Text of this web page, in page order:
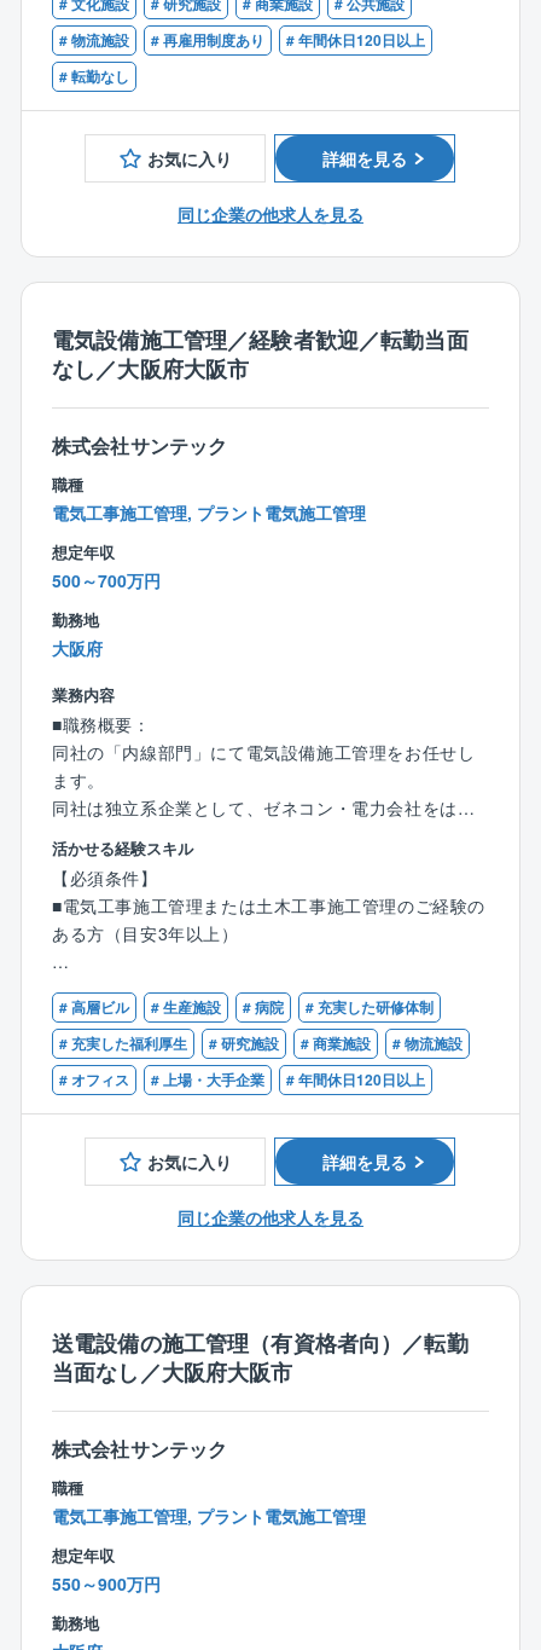
り、前年売上比112％増、自己資本比率は50％を超え
ています。
・職人、作業員の手配 など
※入社後は数ヶ月の研修があります。
※勤務時間について
【出張・転勤について】
・出張範囲についてはご相談の上決定いたします。
※役職が付くとその限りではない。
・転勤については原則ございません。
【同社の特徴】
■鈴鹿グループは、電気設備工事を起点に機械設備工
す。
■従来のピラミッド型の組織ではなく、組織の成長に合
わせて柔軟に対応出来るクラスター型の組織を採用
し、個人の働き方の価値観に合わせて仕事の裁量を与
え仕事を遂行していく『価値観型組織』と称していま
す。
■多様化した時代に応じて、個々が自分に合った働き方
で仕事ができる会社です。
《趣味を大切にしたい人》など、誰でも様々な価値観
があり、どこに重きを置くかによって、その人の幸せ
度数も変わると考えております。
■社是の一つに三方ヨシを掲げており、常に『従業員ヨ
シ！お客様ヨシ！取引先ヨシ！』の考えの下、社員ひ
とり一人の価値観を尊重し、同社に関わる全ての方の
幸せ度数の向上を目指しています。
# 物流施設
# 再雇用制度あり
# 年間休日120日以上
# 転勤なし
お気に入り 詳細を見る
同じ企業の他求人を見る
電気設備施工管理／経験者歓迎／転勤当面
なし／大阪府大阪市
株式会社サンテック
職種
電気工事施工管理, プラント電気施工管理
想定年収
500～700万円
勤務地
大阪府
業務内容
■職務概要：
同社の「内線部門」にて電気設備施工管理をお任せし
ます。
同社は独立系企業として、ゼネコン・電力会社をはじ
め、一般企業・官公庁など、バランス良くバラエティ
に富んだお客様と取引があります。
そのためオフィスビル・商業施設・工場から官公庁案
件・大型病院まで幅広い案件に携わっていただくこと
ができます。
■職務詳細:
基本計画、積算、現地調査、提案図書作成、プレゼン
テーション（顧客折衝）、実施設計（構造・設備・法
規取り纏め）、各種申請業務、工事監理、工程・安全
管理、施工図面作成、スケジュール調整、工事業者手
配、アフターメンテナンス等。
残業時間は案件・工期にもよりますが、年間平均で月
年間休日も120日あり完全週休２日制を導入しているた
おります。
■特徴：
満60歳の定年後も活躍して頂けるように制定された再
雇用制度をはじめ、資格取得のための支援や英語研修
などの環境づくり、日々の生活を見据えた福利厚生制
度など、長期にわたって活躍できるフィールドが用意
されています。同社の70年の歴史で培ってきた確かな
実績、信頼関係から生まれる安定感のなかで、何十年
も残り続ける建物作りに携わっていくことができま
す。
活かせる経験スキル
【必須条件】
■電気工事施工管理または土木工事施工管理のご経験の
ある方（目安3年以上）
【歓迎条件】
■1級もしくは2級電気工事施工管理技士の資格をお持ち
の方
■1級もしくは2級土木工事施工管理技士の資格をお持ち
の方
# 高層ビル # 生産施設 # 病院
# 充実した研修体制
# 充実した福利厚生
# 研究施設 # 商業施設
# 物流施設
# オフィス
# 上場・大手企業 # 年間休日120日以上
お気に入り 詳細を見る
同じ企業の他求人を見る
送電設備の施工管理（有資格者向）／転勤
当面なし／大阪府大阪市
株式会社サンテック
職種
電気工事施工管理, プラント電気施工管理
想定年収
550～900万円
勤務地